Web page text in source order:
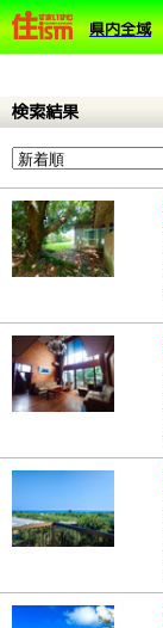
県内全域
検索結果